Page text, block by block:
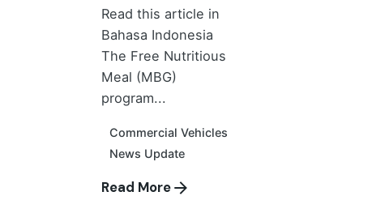
Read this article in
Bahasa Indonesia
The Free Nutritious
Meal (MBG)
program...
Commercial Vehicles
News Update
Read More